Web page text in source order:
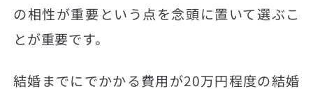
の相性が重要という点を念頭に置いて選ぶこ
とが重要です。
結婚までにでかかる費用が20万円程度の結婚